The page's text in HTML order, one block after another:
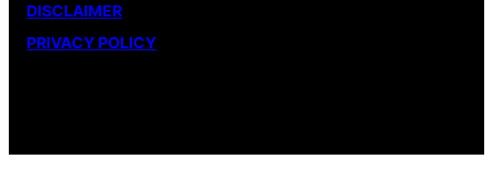
DISCLAIMER
PRIVACY POLICY